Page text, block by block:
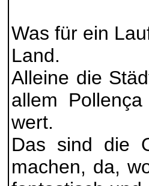
Was für ein
Land.
Alleine die
allem
wert.
Das sind die
machen, da,